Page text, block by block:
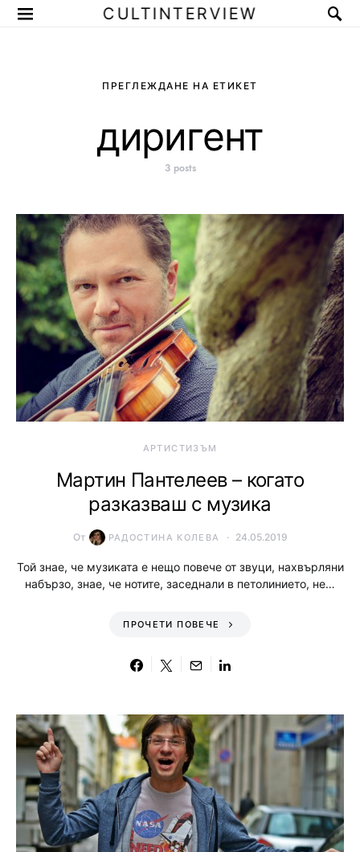
CULTINTERVIEW
ПРЕГЛЕЖДАНЕ НА ЕТИКЕТ
диригент
3 posts
АРТИСТИЗЪМ
Мартин Пантелеев – когато
разказваш с музика
От РАДОСТИНА КОЛЕВА 24.05.2019
Той знае, че музиката е нещо повече от звуци, нахвърляни
набързо, знае, че нотите, заседнали в петолинието, не…
ПРОЧЕТИ ПОВЕЧЕ